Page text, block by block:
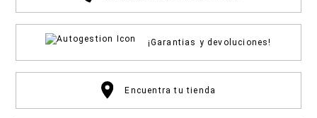
¡Garantias y devoluciones!
Encuentra tu tienda